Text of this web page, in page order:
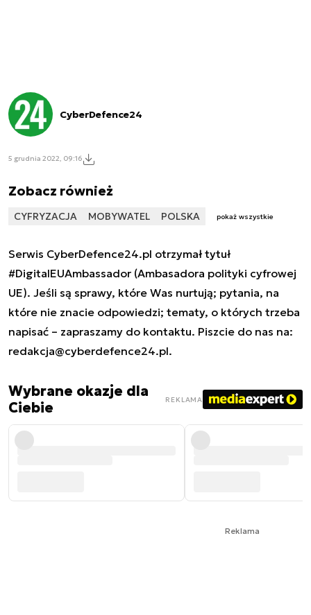
CyberDefence24
5 grudnia 2022, 09:16
Zobacz również
CYFRYZACJA MOBYWATEL POLSKA pokaż wszystkie
Serwis CyberDefence24.pl otrzymał tytuł
#DigitalEUAmbassador (Ambasadora polityki cyfrowej
UE). Jeśli są sprawy, które Was nurtują; pytania, na
które nie znacie odpowiedzi; tematy, o których trzeba
napisać – zapraszamy do kontaktu. Piszcie do nas na:
redakcja@cyberdefence24.pl.
Wybrane okazje dla
Ciebie
REKLAMA
Reklama